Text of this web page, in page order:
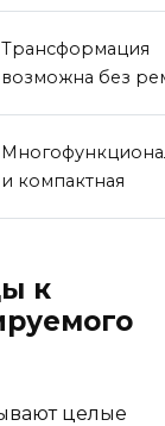
Трансформация
возможна без
и компактная
к
целые